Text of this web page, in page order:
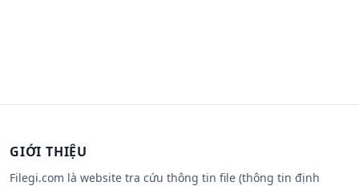
GIỚI THIỆU
Filegi.com là website tra cứu thông tin file (thông tin định